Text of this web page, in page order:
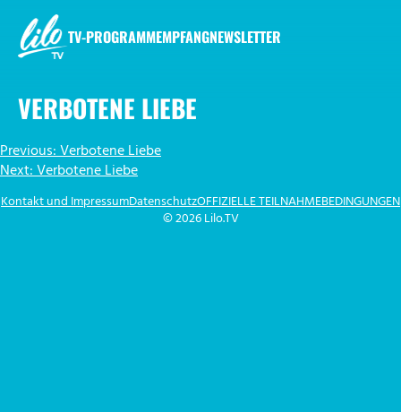
Inhalt
springen
TV-PROGRAMMEMPFANGNEWSLETTER
VERBOTENE LIEBE
BEITRAGSNAVIGATION
Previous:Verbotene Liebe
Next:Verbotene Liebe
© 2026 Lilo.TV
Kontakt und ImpressumDatenschutzOFFIZIELLE TEILNAHMEBEDINGUNGEN